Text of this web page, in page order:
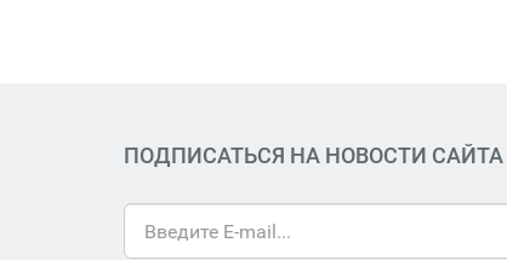
ПОДПИСАТЬСЯ НА НОВОСТИ САЙТА